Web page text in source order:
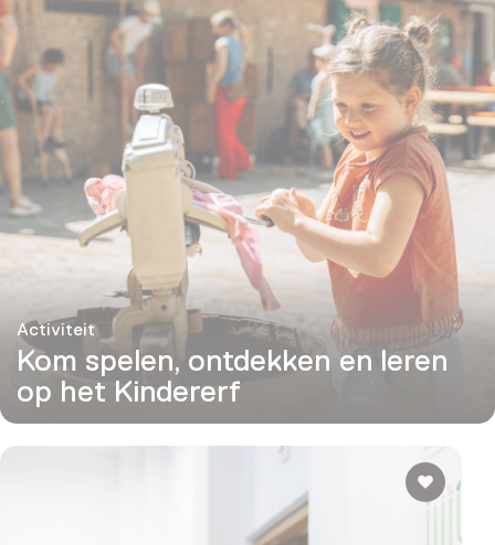
Kom spelen, ontdekken en leren
op het Kindererf
Activiteit